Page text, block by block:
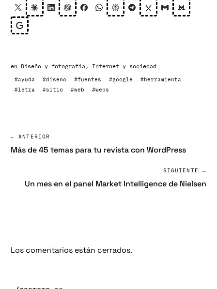
en Diseño y fotografía, Internet y sociedad
#ayuda #diseno #fuentes #google
#herramienta
#letra
#sitio #web #webs
← ANTERIOR
Más de 45 temas para tu revista con WordPress
SIGUIENTE →
Un mes en el panel Market Intelligence de Nielsen
Los comentarios están cerrados.